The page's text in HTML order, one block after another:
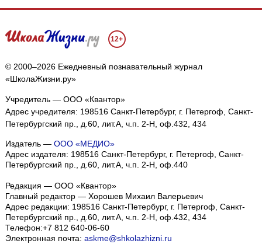
12+
© 2000–2026 Ежедневный познавательный журнал
«ШколаЖизни.ру»
Учредитель — ООО «Квантор»
Адрес учредителя: 198516 Санкт-Петербург, г. Петергоф, Санкт-
Петербургский пр., д.60, лит.А, ч.п. 2-Н, оф.432, 434
Издатель — ООО «МЕДИО»
Адрес издателя: 198516 Санкт-Петербург, г. Петергоф, Санкт-
Петербургский пр., д.60, лит.А, ч.п. 2-Н, оф.440
Редакция — ООО «Квантор»
Главный редактор — Хорошев Михаил Валерьевич
Адрес редакции: 198516 Санкт-Петербург, г. Петергоф Санкт-
Петербургский пр., д.60, лит.А, ч.п. 2-Н, оф.432, 434
Телефон:+7 812 640-06-60
Электронная почта: askme@shkolazhizni.ru